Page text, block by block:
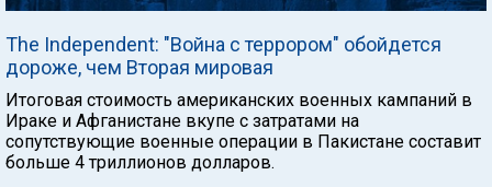
The Independent: "Война с террором" обойдется
дороже, чем Вторая мировая
Итоговая стоимость американских военных кампаний в
Ираке и Афганистане вкупе с затратами на
сопутствующие военные операции в Пакистане составит
больше 4 триллионов долларов.